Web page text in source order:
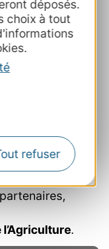
déposés.
choix à tout
refuser
d'une route
cible
médiatisation
2024 et
en
.